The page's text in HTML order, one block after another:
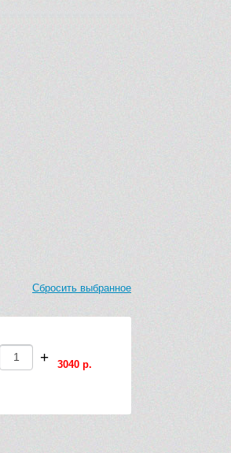
Сбросить выбранное
+ 3040 р.